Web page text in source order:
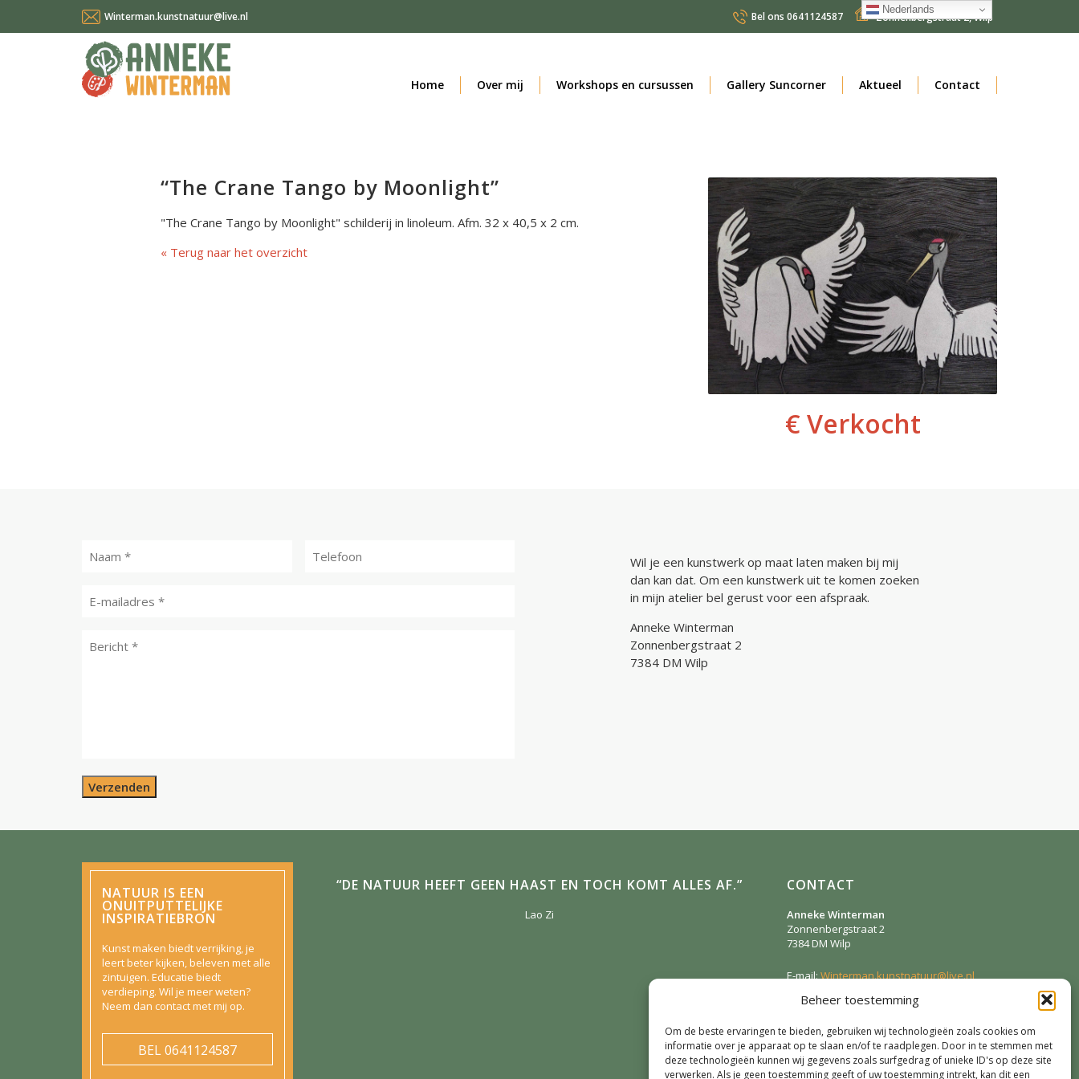
Beheer toestemming
Om de beste ervaringen te bieden, gebruiken wij technologieën zoals cookies om
informatie over je apparaat op te slaan en/of te raadplegen. Door in te stemmen met
deze technologieën kunnen wij gegevens zoals surfgedrag of unieke ID's op deze site
verwerken. Als je geen toestemming geeft of uw toestemming intrekt, kan dit een
Winterman.kunstnatuur@live.nl Bel ons 0641124587 Zonnenbergstraat 2,Wilp
Home Over mij Workshops en cursussen Gallery Suncorner Aktueel Contact
“The Crane Tango by Moonlight”
"The Crane Tango by Moonlight" schilderij in linoleum. Afm. 32 x 40,5 x 2 cm.
Terug naar het overzicht
€ Verkocht
Verzenden
Wil je een kunstwerk op maat laten maken bij mij
dan kan dat. Om een kunstwerk uit te komen zoeken
in mijn atelier bel gerust voor een afspraak.
Anneke Winterman
Zonnenbergstraat 2
7384 DM Wilp
NATUUR IS EEN
ONUITPUTTELIJKE
INSPIRATIEBRON
Kunst maken biedt verrijking, je
leert beter kijken, beleven met alle
zintuigen. Educatie biedt
verdieping. Wil je meer weten?
Neem dan contact met mij op.
BEL0641124587
“DE NATUUR HEEFT GEEN HAAST EN TOCH KOMT ALLES AF.”
Lao Zi
CONTACT
Anneke Winterman
Zonnenbergstraat 2
7384 DM Wilp
E-mail:Winterman.kunstnatuur@live.nl
SOCIAL MEDIA
Nederlands